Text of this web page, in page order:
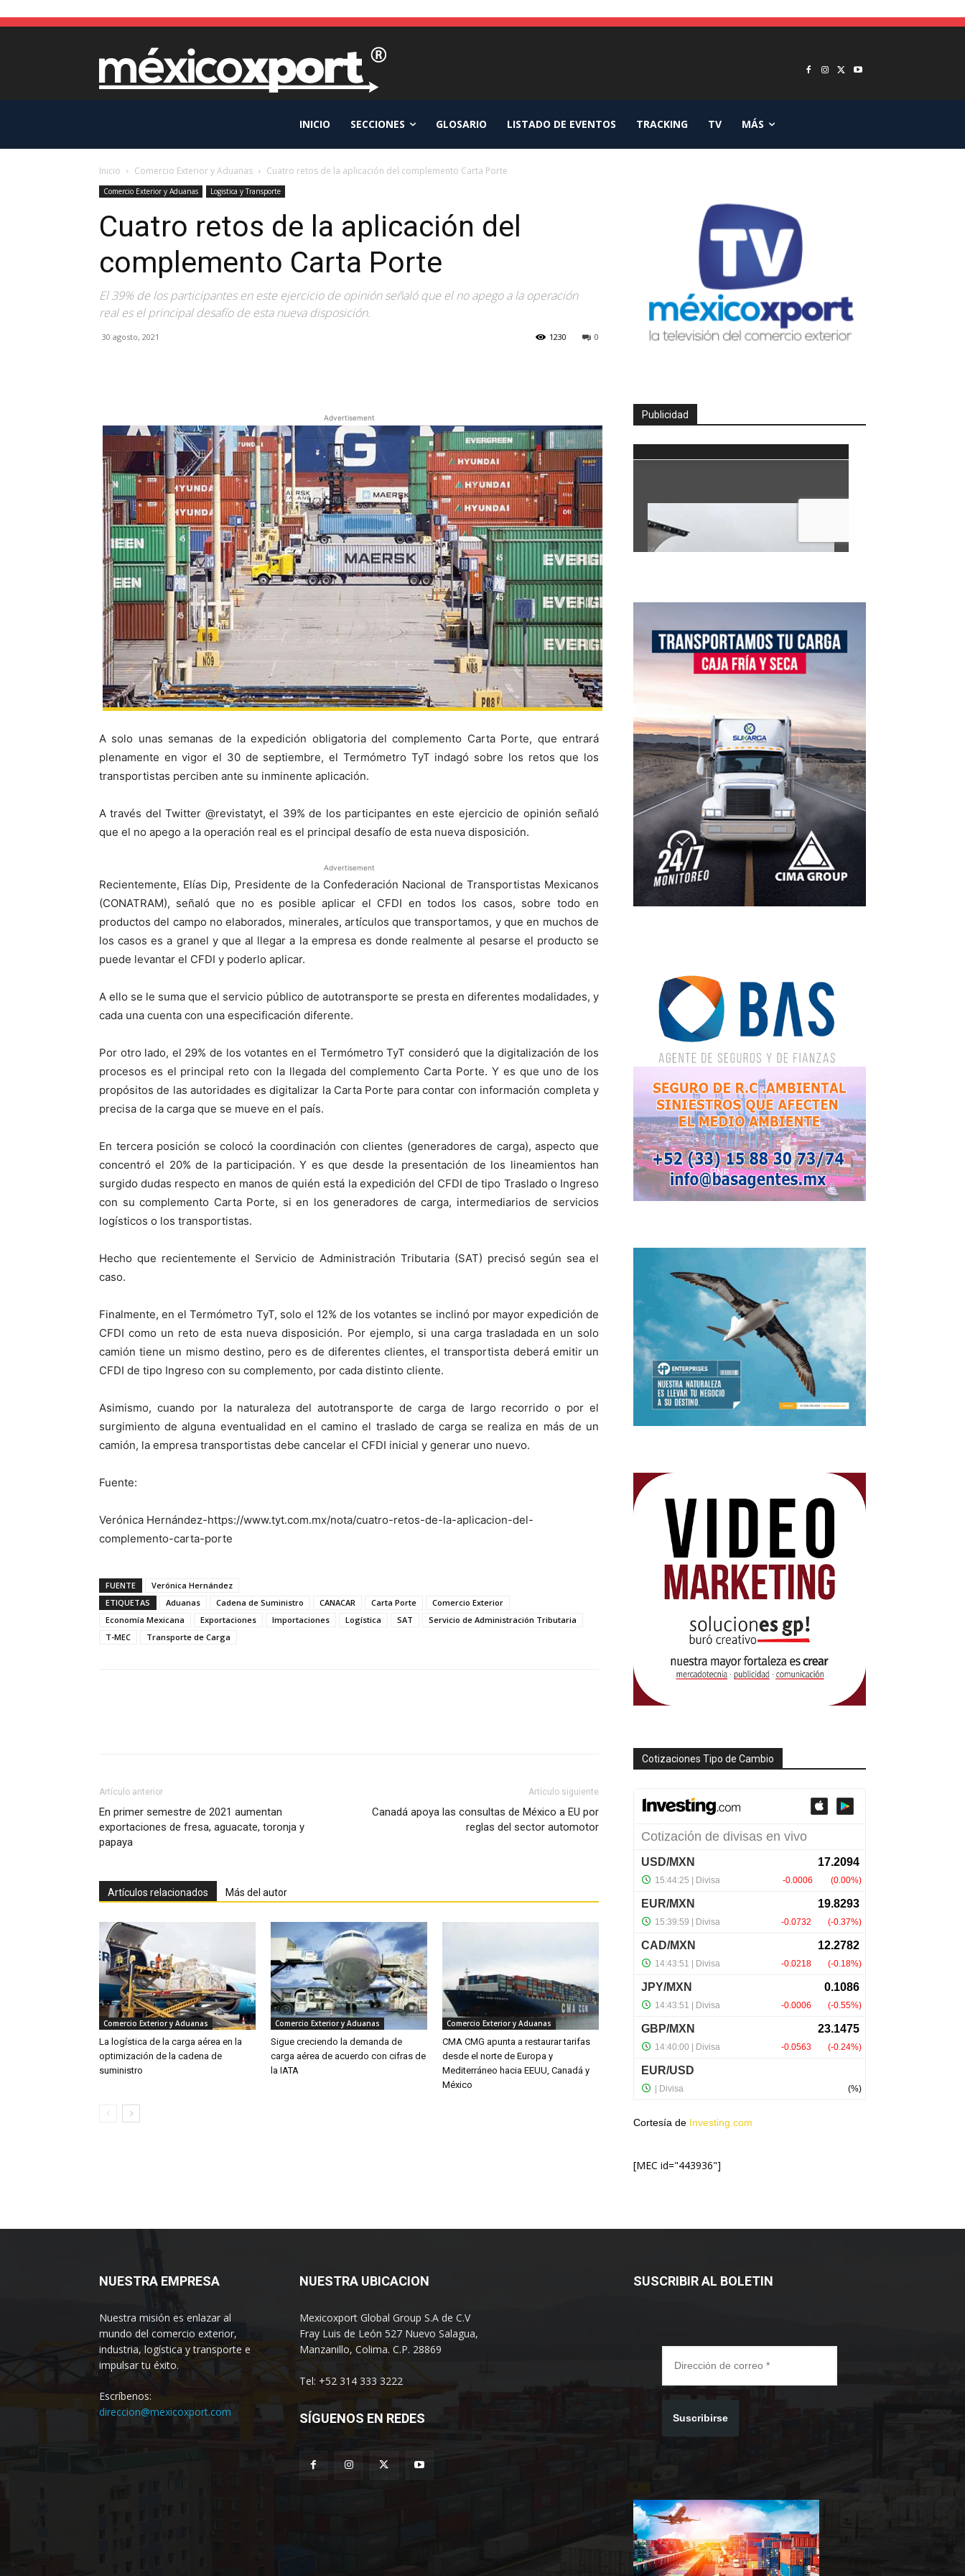
INICIO SECCIONES GLOSARIO LISTADO DE EVENTOS TRACKING TV MÁS
Inicio Comercio Exterior y Aduanas Cuatro retos de la aplicación del complemento Carta Porte
Comercio Exterior y Aduanas Logistica y Transporte
Cuatro retos de la aplicación del
complemento Carta Porte
El 39% de los participantes en este ejercicio de opinión señaló que el no apego a la operación
real es el principal desafío de esta nueva disposición.
30 agosto, 2021 0
1230
Advertisement
A solo unas semanas de la expedición obligatoria del complemento Carta Porte, que entrará
plenamente en vigor el 30 de septiembre, el Termómetro TyT indagó sobre los retos que los
transportistas perciben ante su inminente aplicación.
A través del Twitter @revistatyt, el 39% de los participantes en este ejercicio de opinión señaló
que el no apego a la operación real es el principal desafío de esta nueva disposición.
Advertisement
Recientemente, Elías Dip, Presidente de la Confederación Nacional de Transportistas Mexicanos
(CONATRAM), señaló que no es posible aplicar el CFDI en todos los casos, sobre todo en
productos del campo no elaborados, minerales, artículos que transportamos, y que en muchos de
los casos es a granel y que al llegar a la empresa es donde realmente al pesarse el producto se
puede levantar el CFDI y poderlo aplicar.
A ello se le suma que el servicio público de autotransporte se presta en diferentes modalidades, y
cada una cuenta con una especificación diferente.
Por otro lado, el 29% de los votantes en el Termómetro TyT consideró que la digitalización de los
procesos es el principal reto con la llegada del complemento Carta Porte. Y es que uno de los
propósitos de las autoridades es digitalizar la Carta Porte para contar con información completa y
precisa de la carga que se mueve en el país.
En tercera posición se colocó la coordinación con clientes (generadores de carga), aspecto que
concentró el 20% de la participación. Y es que desde la presentación de los lineamientos han
surgido dudas respecto en manos de quién está la expedición del CFDI de tipo Traslado o Ingreso
con su complemento Carta Porte, si en los generadores de carga, intermediarios de servicios
logísticos o los transportistas.
Hecho que recientemente el Servicio de Administración Tributaria (SAT) precisó según sea el
caso.
Finalmente, en el Termómetro TyT, solo el 12% de los votantes se inclinó por mayor expedición de
CFDI como un reto de esta nueva disposición. Por ejemplo, si una carga trasladada en un solo
camión tiene un mismo destino, pero es de diferentes clientes, el transportista deberá emitir un
CFDI de tipo Ingreso con su complemento, por cada distinto cliente.
Asimismo, cuando por la naturaleza del autotransporte de carga de largo recorrido o por el
surgimiento de alguna eventualidad en el camino el traslado de carga se realiza en más de un
camión, la empresa transportistas debe cancelar el CFDI inicial y generar uno nuevo.
Fuente:
Verónica Hernández-https://www.tyt.com.mx/nota/cuatro-retos-de-la-aplicacion-del-
complemento-carta-porte
FUENTE
Verónica Hernández
ETIQUETAS
Aduanas Cadena de Suministro CANACAR Carta Porte
Comercio Exterior
Economía Mexicana
Exportaciones Importaciones Logística SAT
Servicio de Administración Tributaria
T-MEC
Transporte de Carga
Artículo anterior
En primer semestre de 2021 aumentan
exportaciones de fresa, aguacate, toronja y
papaya
Artículo siguiente
Canadá apoya las consultas de México a EU por
reglas del sector automotor
Artículos relacionados Más del autor
Comercio Exterior y Aduanas
La logística de la carga aérea en la
optimización de la cadena de
suministro
Comercio Exterior y Aduanas
Sigue creciendo la demanda de
carga aérea de acuerdo con cifras de
la IATA
Comercio Exterior y Aduanas
CMA CMG apunta a restaurar tarifas
desde el norte de Europa y
Mediterráneo hacia EEUU, Canadá y
México
Publicidad
Cotizaciones Tipo de Cambio
Cortesía de Investing.com
[MEC id="443936"]
NUESTRA EMPRESA
Nuestra misión es enlazar al
mundo del comercio exterior,
industria, logística y transporte e
impulsar tu éxito.
Escríbenos:
direccion@mexicoxport.com
NUESTRA UBICACION
Mexicoxport Global Group S.A de C.V
Fray Luis de León 527 Nuevo Salagua,
Manzanillo, Colima. C.P. 28869
Tel: +52 314 333 3222
SÍGUENOS EN REDES
SUSCRIBIR AL BOLETIN
Suscribirse